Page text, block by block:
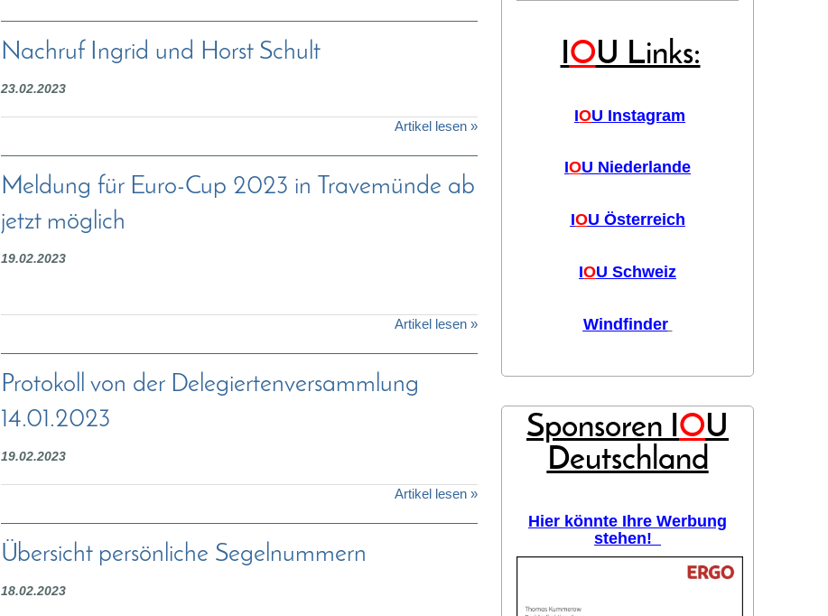
Nachruf Ingrid und Horst Schult
23.02.2023
Artikel lesen »
Meldung für Euro-Cup 2023 in Travemünde ab
jetzt möglich
19.02.2023
Artikel lesen »
Protokoll von der Delegiertenversammlung
14.01.2023
19.02.2023
Artikel lesen »
Übersicht persönliche Segelnummern
18.02.2023
IOU Links:
IOU Instagram
IOU Niederlande
IOU Österreich
IOU Schweiz
Windfinder
Sponsoren IOU
Deutschland
Hier könnte Ihre Werbung
stehen!